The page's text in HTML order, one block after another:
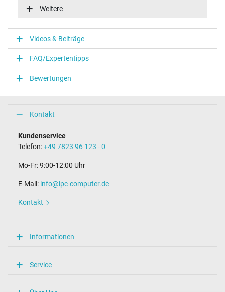
12V / 5A / 60,0W
15V / 4,33A / 65,0W
5V / 3A / 15,0W
9V / 3A / 27,0W
100-240V / 50-60Hz
VI
Steckertyp / -form
Länge Anschlusskabel (m) (ca.)
1.80 m
Maße
Länge / Breite / Höhe
Ja
CE
Weitere
Videos & Beiträge
FAQ/Expertentipps
Bewertungen
Kontakt
Kundenservice
Telefon:+49 7823 96 123 - 0
Mo-Fr: 9:00-12:00 Uhr
E-Mail: info@ipc-computer.de
Kontakt
Informationen
Service